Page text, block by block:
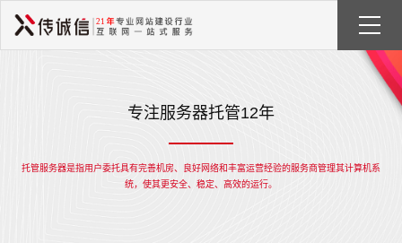
专注服务器托管12年
托管服务器是指用户委托具有完善机房、良好网络和丰富运营经验的服务商管理其计算机系
统，使其更安全、稳定、高效的运行。